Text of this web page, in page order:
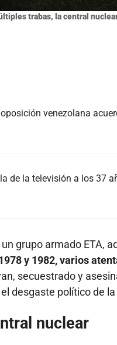
trabas, la central
venezolana
de la televisión a los 37
grupo armado ETA,
y 1982, varios
secuestrado y
desgaste político de
nuclear